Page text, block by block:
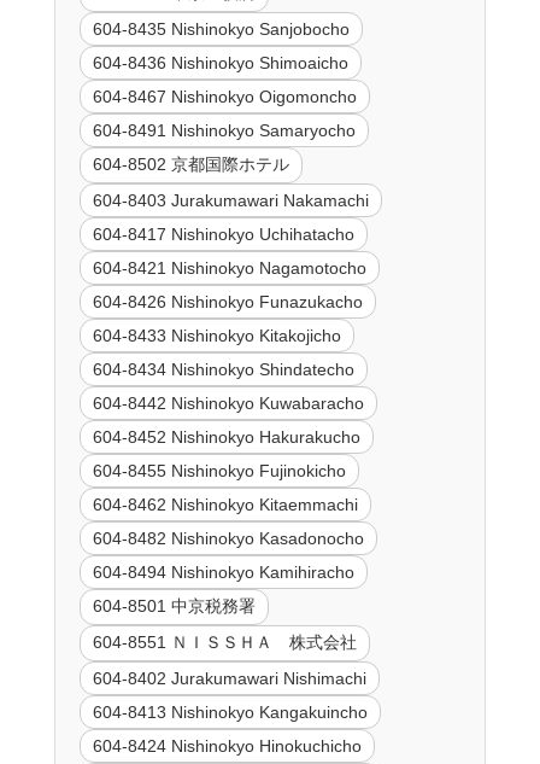
604-8435 Nishinokyo Sanjobocho
604-8436 Nishinokyo Shimoaicho
604-8467 Nishinokyo Oigomoncho
604-8491 Nishinokyo Samaryocho
604-8502 京都国際ホテル
604-8403 Jurakumawari Nakamachi
604-8417 Nishinokyo Uchihatacho
604-8421 Nishinokyo Nagamotocho
604-8426 Nishinokyo Funazukacho
604-8433 Nishinokyo Kitakojicho
604-8434 Nishinokyo Shindatecho
604-8442 Nishinokyo Kuwabaracho
604-8452 Nishinokyo Hakurakucho
604-8455 Nishinokyo Fujinokicho
604-8462 Nishinokyo Kitaemmachi
604-8482 Nishinokyo Kasadonocho
604-8494 Nishinokyo Kamihiracho
604-8501 中京税務署
604-8551 ＮＩＳＳＨＡ 株式会社
604-8402 Jurakumawari Nishimachi
604-8413 Nishinokyo Kangakuincho
604-8424 Nishinokyo Hinokuchicho